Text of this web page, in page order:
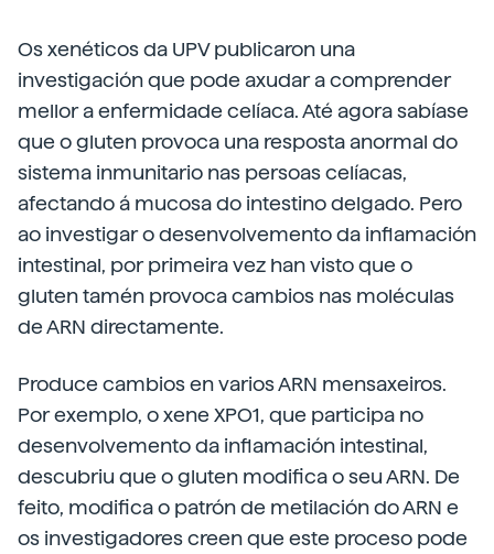
Os xenéticos da UPV publicaron una
investigación que pode axudar a comprender
mellor a enfermidade celíaca. Até agora sabíase
que o gluten provoca una resposta anormal do
sistema inmunitario nas persoas celíacas,
afectando á mucosa do intestino delgado. Pero
ao investigar o desenvolvemento da inflamación
intestinal, por primeira vez han visto que o
gluten tamén provoca cambios nas moléculas
de ARN directamente.
Produce cambios en varios ARN mensaxeiros.
Por exemplo, o xene XPO1, que participa no
desenvolvemento da inflamación intestinal,
descubriu que o gluten modifica o seu ARN. De
feito, modifica o patrón de metilación do ARN e
os investigadores creen que este proceso pode